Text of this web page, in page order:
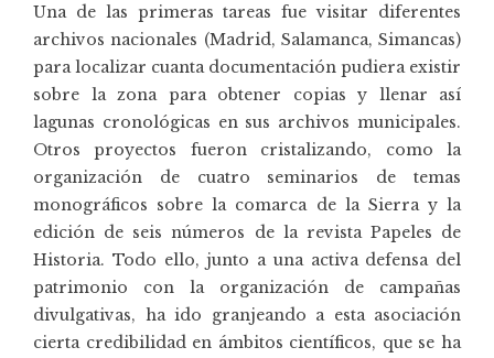
Una de las primeras tareas fue visitar diferentes
archivos nacionales (Madrid, Salamanca, Simancas)
para localizar cuanta documentación pudiera existir
sobre la zona para obtener copias y llenar así
lagunas cronológicas en sus archivos municipales.
Otros proyectos fueron cristalizando, como la
organización de cuatro seminarios de temas
monográficos sobre la comarca de la Sierra y la
edición de seis números de la revista Papeles de
Historia. Todo ello, junto a una activa defensa del
patrimonio con la organización de campañas
divulgativas, ha ido granjeando a esta asociación
cierta credibilidad en ámbitos científicos, que se ha